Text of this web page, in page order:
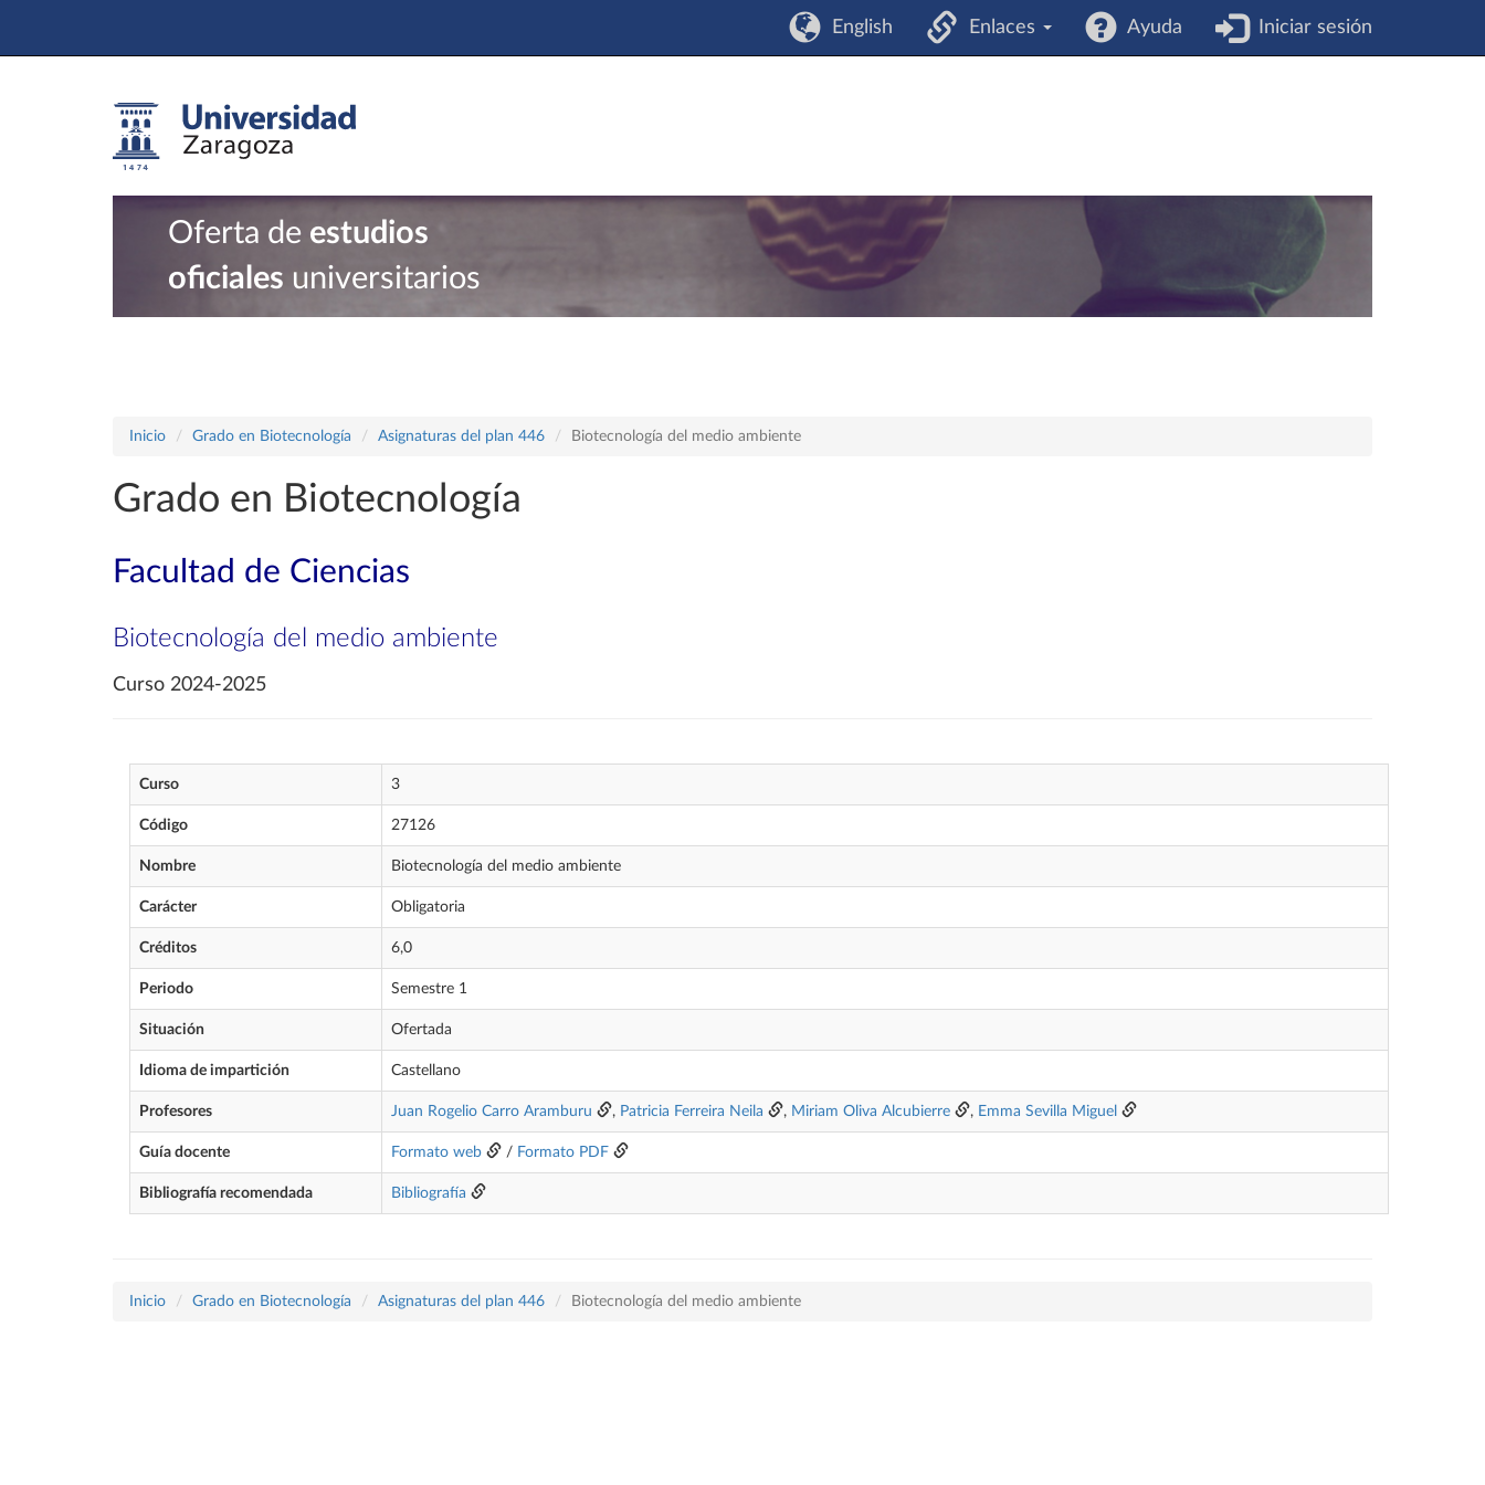
English Enlaces Ayuda Iniciar sesión
Oferta de estudios
oficiales universitarios
Inicio Grado en Biotecnología Asignaturas del plan 446 Biotecnología del medio ambiente
Grado en Biotecnología
Facultad de Ciencias
Biotecnología del medio ambiente
Curso 2024-2025
Curso 3
Código 27126
Nombre Biotecnología del medio ambiente
Carácter Obligatoria
Créditos 6,0
Periodo Semestre 1
Situación Ofertada
Idioma de impartición Castellano
Profesores Juan Rogelio Carro Aramburu , Patricia Ferreira Neila , Miriam Oliva Alcubierre , Emma Sevilla Miguel
Guía docente Formato web / Formato PDF
Bibliografía recomendada Bibliografía
Inicio Grado en Biotecnología Asignaturas del plan 446 Biotecnología del medio ambiente